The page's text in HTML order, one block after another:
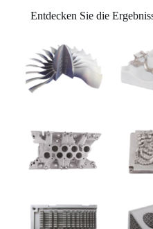
Entdecken Sie die